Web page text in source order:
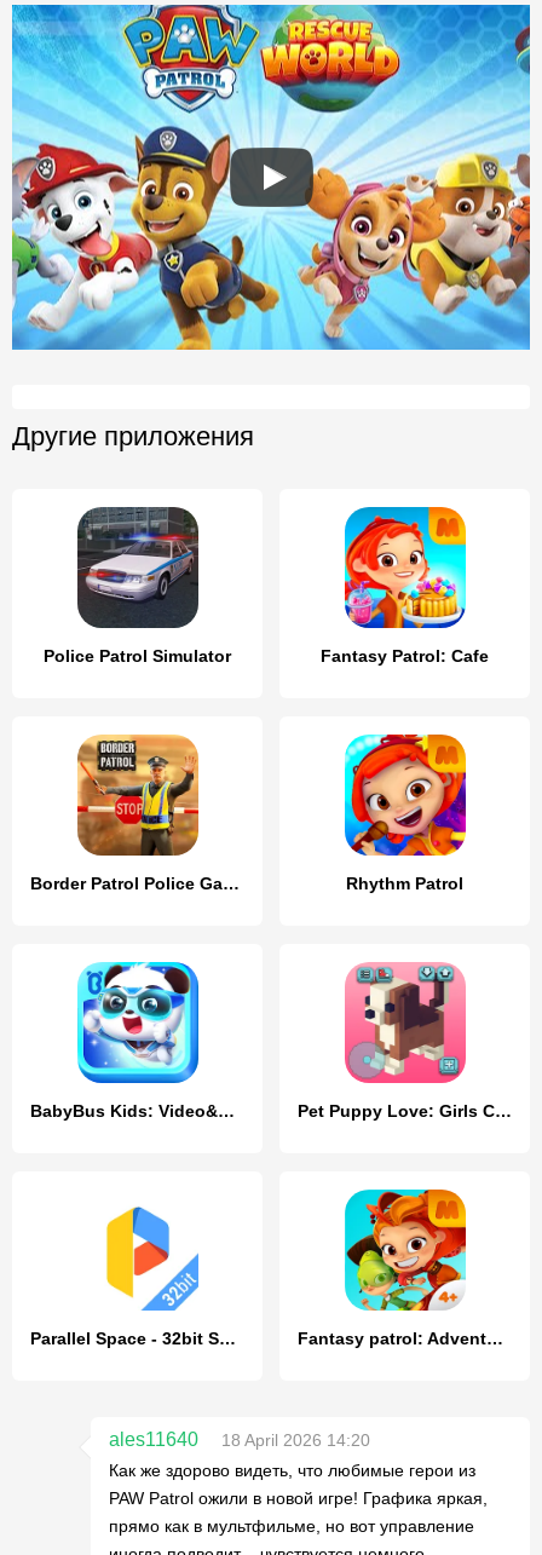
Другие приложения
Police Patrol Simulator Fantasy Patrol: Cafe
Border Patrol Police Game Rhythm Patrol
BabyBus Kids: Video&Game World Pet Puppy Love: Girls Craft
Parallel Space - 32bit Support Fantasy patrol: Adventures
ales11640
18 April 2026 14:20
Как же здорово видеть, что любимые герои из
PAW Patrol ожили в новой игре! Графика яркая,
прямо как в мультфильме, но вот управление